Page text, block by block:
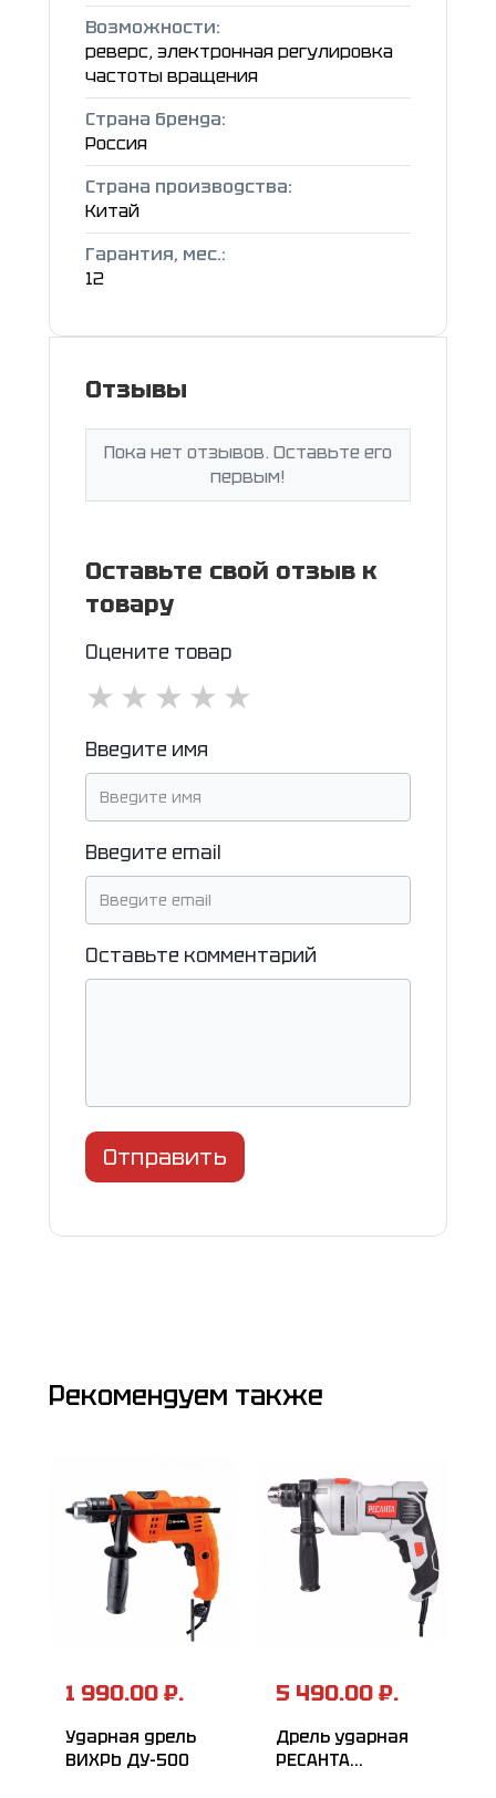
Возможности:
реверс, электронная регулировка
частоты вращения
Страна бренда:
Россия
Страна производства:
Китай
Гарантия, мес.:
12
Отзывы
Пока нет отзывов. Оставьте его
первым!
Оставьте свой отзыв к
товару
Оцените товар
★
★
★
★
★
Введите имя
Введите email
Оставьте комментарий
Отправить
Рекомендуем также
1 990.00 ₽.
Ударная дрель
ВИХРЬ ДУ-500
5 490.00 ₽.
Дрель ударная
РЕСАНТА